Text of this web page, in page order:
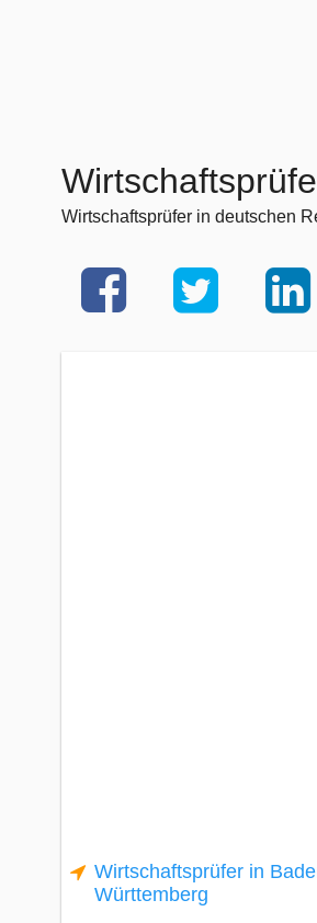
Wirtschaftsprüfer in deutschen
Wirtschaftsprüfer in
Württemberg